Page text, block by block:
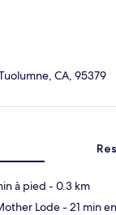
CA, 95379
à pied - 0.3 km
Lode- 21 min